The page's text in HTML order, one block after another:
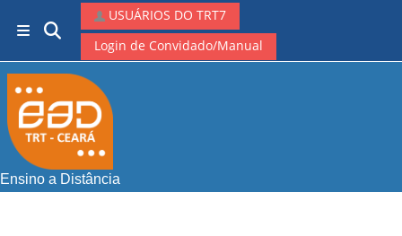
Ir para o conteúdo principal
Painel lateral
Alternar entrada de pesquisa
USUÁRIOS DO TRT7
Login de Convidado/Manual
Ensino a Distância